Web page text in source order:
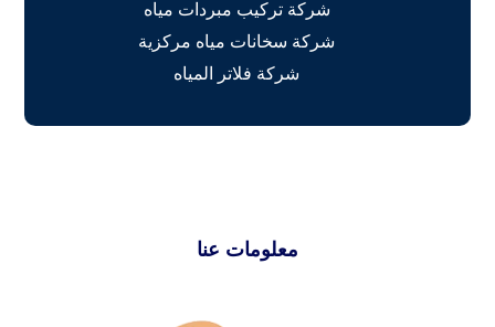
شركة تركيب مبردات مياه
شركة سخانات مياه مركزية
شركة فلاتر المياه
معلومات عنا